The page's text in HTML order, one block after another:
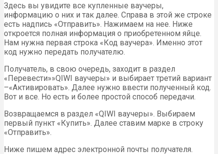
Здесь вы увидите все купленные ваучеры,
информацию о них и так далее. Справа в этой же строке
есть надпись «Отправить». Нажимаем на нее. Ниже
откроется полная информация о приобретенном яйце.
Нам нужна первая строка «Код ваучера». Именно этот
код нужно передать получателю.
Получатель, в свою очередь, заходит в раздел
«Перевести»»QIWI ваучеры» и выбирает третий вариант
–«Активировать». Далее нужно ввести полученный код.
Вот и все. Но есть и более простой способ передачи.
Возвращаемся в раздел «QIWI ваучеры». Выбираем
первый пункт «Купить». Далее ставим марке в строку
«Отправить».
Ниже пишем адрес электронной почты получателя.